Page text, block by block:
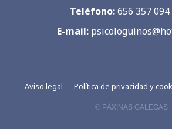
Teléfono:656 357 094
E-mail:
Aviso legal - Política de privacidad y
© PÁXINAS GALEGAS